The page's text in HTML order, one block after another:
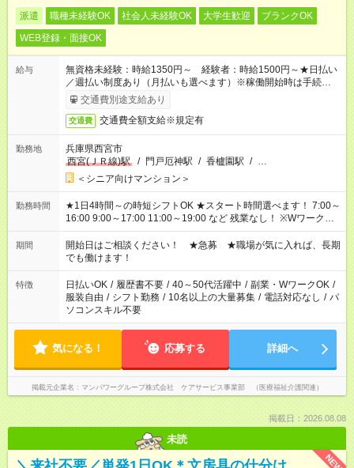
派遣 職種未経験OK 社会人未経験OK 大学生歓迎
ブランクOK
WEB登録・面接OK
給与
無資格未経験：時給1350円～ 経験者：時給1500円～★日払い
／週払い制度あり（月払いも選べます）※稼働開始時は手続き完
了次第のお支払いとなります。
交通費別途支給あり
交通費 交通費全額支給※規定有
勤務地
兵庫県西宮市
西宮(ＪＲ線)駅
/ 門戸厄神駅 / 香櫨園駅 / …
＜シニア向けマンション＞
勤務時間
★1日4時間～の時短シフトOK ★スタート時間選べます！ 7:00～
16:00 9:00～17:00 11:00～19:00 など 残業なし！ ※Wワークの
場合、他のお仕事と合わせ週40時間超の就業はご案内できませ
ん ※法令に基づき、週20時間以上勤務は社会保険への加入対象
となります ※労働者派遣法（日雇い派遣の原則禁止）により、
短時間・短期間の就業はご案内が難しい場合があります
期間
開始日はご相談ください！ ★急募 ★職場が気に入れば、長期
でも働けます！
特徴 日払いOK / 履歴書不要 / 40～50代活躍中 / 副業・WワークOK /
服装自由 / シフト勤務 / 10名以上の大量募集 / 電話対応なし / パ
ソコンスキル不要
気になる！ 応募する 詳細へ
掲載元企業名 マンパワーグループ株式会社 ケアサービス事業部 （医療福祉介護関連）
掲載日：2026.08.08
未読
NEW